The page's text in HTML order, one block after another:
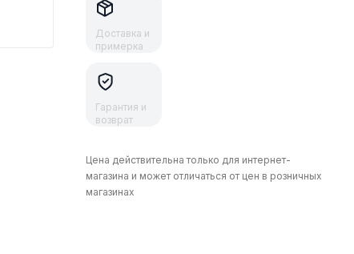
Доставка и
примерка
Гарантия и
возврат
Цена действительна только для интернет-
магазина и может отличаться от цен в розничных
магазинах